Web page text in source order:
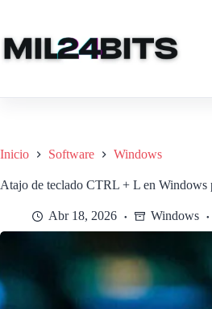
contenido
Inicio Software Windows
Atajo de teclado CTRL + L en Windows
Abr 18, 2026 Windows